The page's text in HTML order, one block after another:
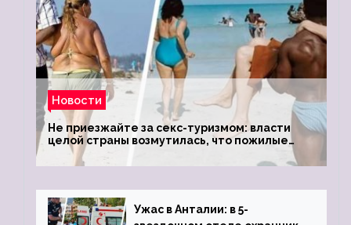
Новости
Не приезжайте за секс-туризмом: власти
целой страны возмутилась, что пожилые
туристки массово едут к ним, чтобы
обзавестись молодыми любовниками
Ужас в Анталии: в 5-